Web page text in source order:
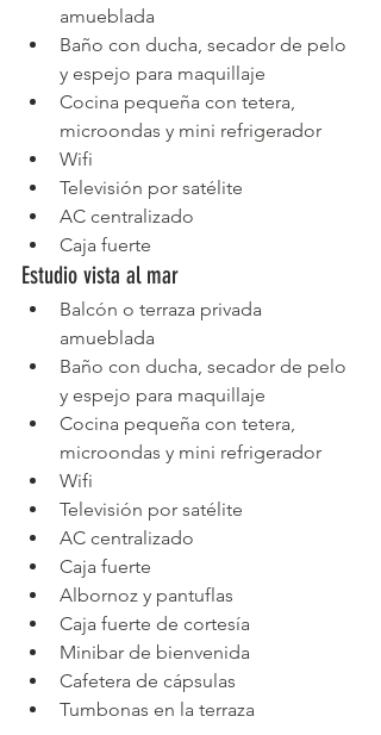
amueblada
Baño con ducha, secador de pelo
y espejo para maquillaje
Cocina pequeña con tetera,
microondas y mini refrigerador
Wifi
Televisión por satélite
AC centralizado
Caja fuerte
Estudio vista al mar
Balcón o terraza privada
amueblada
Baño con ducha, secador de pelo
y espejo para maquillaje
Cocina pequeña con tetera,
microondas y mini refrigerador
Wifi
Televisión por satélite
AC centralizado
Caja fuerte
Albornoz y pantuflas
Caja fuerte de cortesía
Minibar de bienvenida
Cafetera de cápsulas
Tumbonas en la terraza